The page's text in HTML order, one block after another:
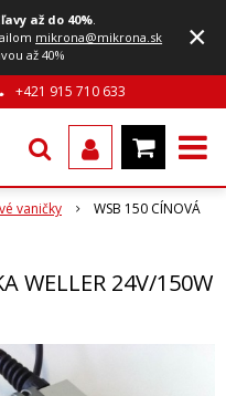
až do 40%.
mikrona@mikrona.sk
až 40%
×
+421 915 710 633
vaničky
WSB 150 CÍNOVÁ
WELLER 24V/150W